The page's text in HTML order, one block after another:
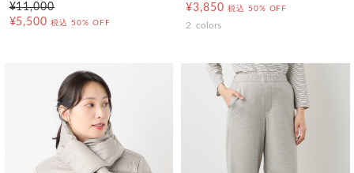
¥11,000
¥5,500 税込 50% OFF
¥3,850 税込 50% OFF
2 colors